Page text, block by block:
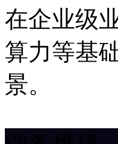
在企业级
算力等基
景。